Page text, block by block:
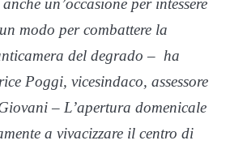
un’occasione per intessere
modo per combattere la
del degrado – ha
Poggi, vicesindaco, assessore
– L’apertura domenicale
a vivacizzare il centro di